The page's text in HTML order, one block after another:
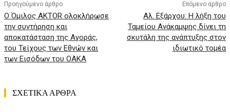
Προηγούμενο άρθρο
Ο Όμιλος AKTOR ολοκλήρωσε
την συντήρηση και
αποκατάσταση της Αγοράς,
του Τείχους των Εθνών και
των Εισόδων του ΟΑΚΑ
Επόμενο άρθρο
Αλ. Εξάρχου: Η λήξη του
Ταμείου Ανάκαμψης δίνει τη
σκυτάλη της ανάπτυξης στον
ιδιωτικό τομέα
ΣΧΕΤΙΚΑ ΑΡΘΡΑ